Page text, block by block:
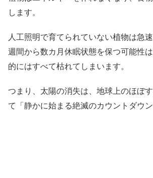
します。
人工照明で育てられていない植物は急
週間から数カ月休眠状態を保つ可能性
的にはすべて枯れてしまいます。
つまり、太陽の消失は、地球上のほぼ
て「静かに始まる絶滅のカウントダウン